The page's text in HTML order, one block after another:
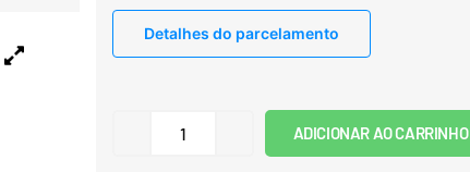
Detalhes do parcelamento
ADICIONAR AO CARRINHO